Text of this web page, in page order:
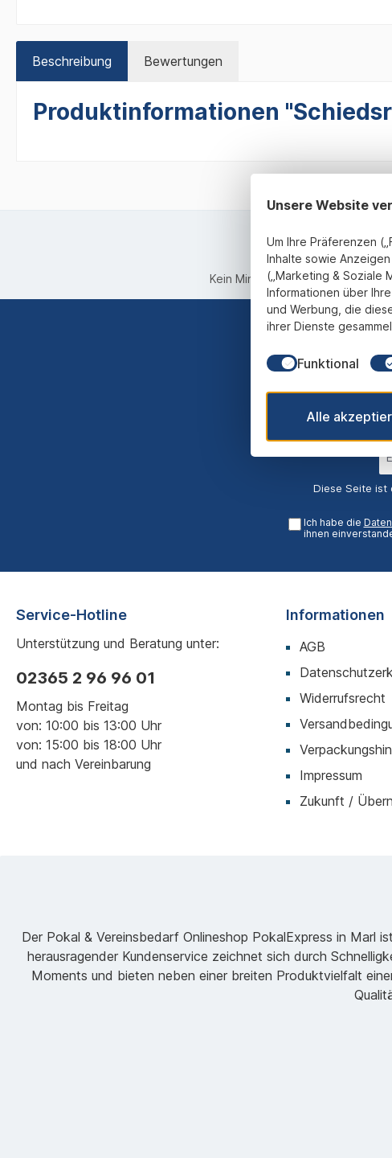
Beschreibung Bewertungen
Produktinformationen
Kein Mindestbestellwert Fix
werden stets
Diese Seite ist
Ich habe die
ihnen
Service-Hotline
Unterstützung und Beratung unter:
02365 2 96 96 01
Montag bis Freitag
von: 10:00 bis 13:00 Uhr
von: 15:00 bis 18:00 Uhr
und nach Vereinbarung
Informationen
AGB
Widerrufsrecht
Impressum
Zukunft /
Der Pokal & Vereinsbedarf Onlineshop PokalExpress in Marl
herausragender Kundenservice zeichnet sich durch
Moments und bieten neben einer breiten Produktvielfalt
Unsere Website
Um Ihre Präferenzen
Inhalte sowie
(„Marketing & Soziale
Informationen über
und Werbung, die
ihrer Dienste
Funktional
Alle